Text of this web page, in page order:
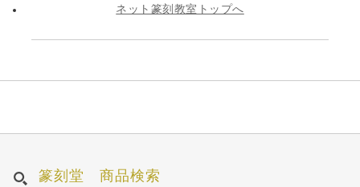
ネット篆刻教室トップへ
篆刻堂 商品検索